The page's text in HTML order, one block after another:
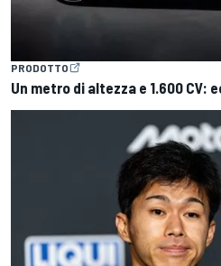
PRODOTTO
Un metro di altezza e 1.600 CV: